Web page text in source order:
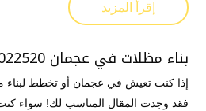
إقرأ المزيد
بناء مظلات في عجمان 0508022520
إذا كنت تعيش في عجمان أو تخطط لبناء
فقد وجدت المقال المناسب لك! سواء